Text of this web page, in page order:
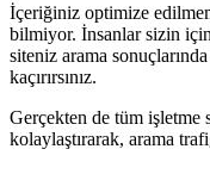
İçeriğiniz optimize
bilmiyor. İnsanlar sizin için
siteniz arama
kaçırırsınız.
Gerçekten de tüm işletme
kolaylaştırarak, arama